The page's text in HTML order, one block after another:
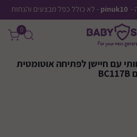
pinuk10 - לא כולל כפל מבצעים והנחות
0
עם חיישן לפתיחה אוטומטית